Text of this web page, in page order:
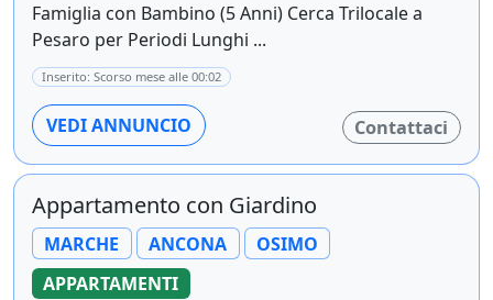
Famiglia con Bambino (5 Anni) Cerca Trilocale a
Pesaro per Periodi Lunghi ...
Inserito: Scorso mese alle 00:02
VEDI ANNUNCIO Contattaci
Appartamento con Giardino
MARCHE ANCONA
OSIMO
APPARTAMENTI